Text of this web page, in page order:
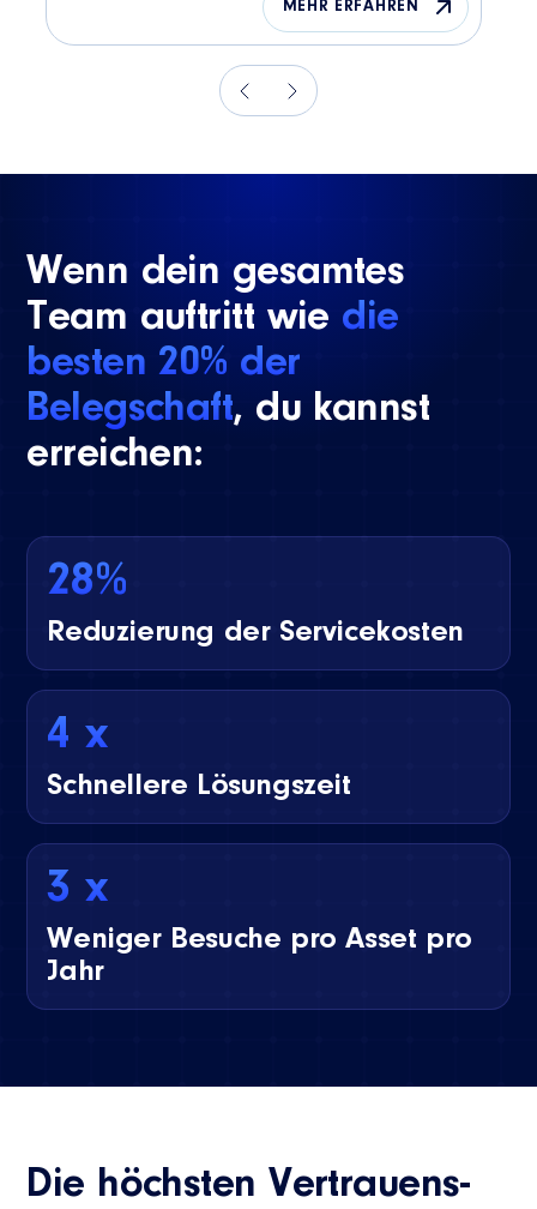
MEHR ERFAHREN
Wenn dein gesamtes
Team auftritt wie die
besten 20% der
Belegschaft, du kannst
erreichen:
28%
Reduzierung der Servicekosten
4 x
Schnellere Lösungszeit
3 x
Weniger Besuche pro Asset pro
Jahr
Die höchsten Vertrauens-